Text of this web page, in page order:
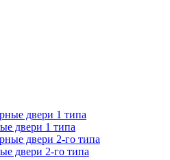
двери 1 типа
двери 2-го типа